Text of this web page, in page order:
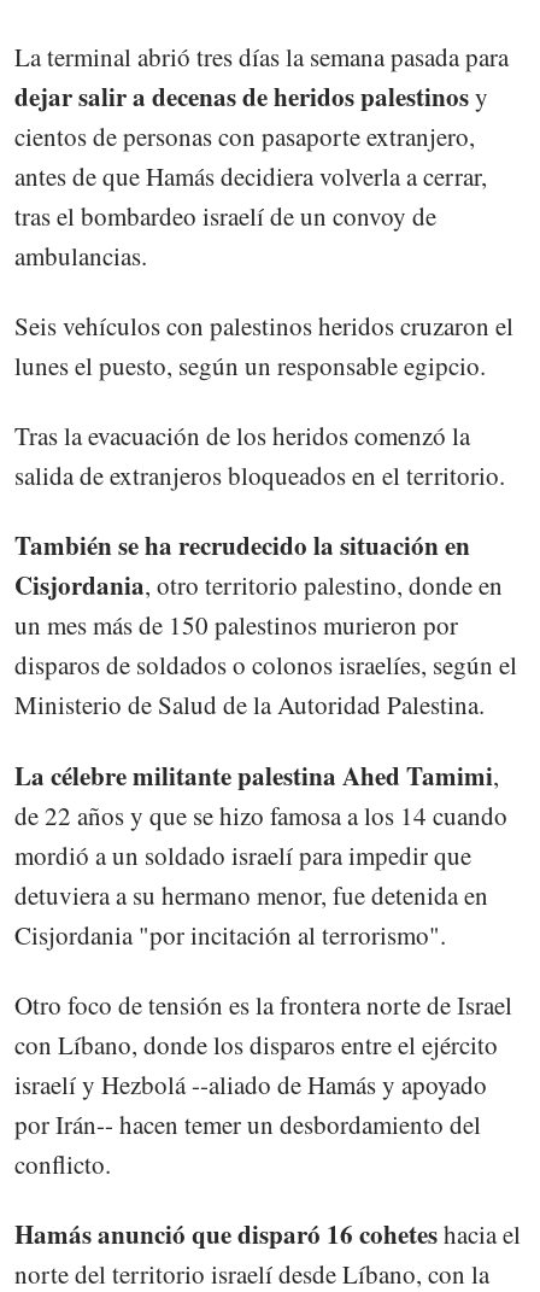
La terminal abrió tres días la semana pasada para
dejar salir a decenas de heridos palestinosy
cientos de personas con pasaporte extranjero,
antes de que Hamás decidiera volverla a cerrar,
tras el bombardeo israelí de un convoy de
ambulancias.
Seis vehículos con palestinos heridos cruzaron el
lunes el puesto, según un responsable egipcio.
Tras la evacuación de los heridos comenzó la
salida de extranjeros bloqueados en el territorio.
También se ha recrudecido la situación en
Cisjordania, otro territorio palestino, donde en
un mes más de 150 palestinos murieron por
disparos de soldados o colonos israelíes, según el
Ministerio de Salud de la Autoridad Palestina.
La célebre militante palestina Ahed Tamimi,
de 22 años y que se hizo famosa a los 14 cuando
mordió a un soldado israelí para impedir que
detuviera a su hermano menor, fue detenida en
Cisjordania "por incitación al terrorismo".
Otro foco de tensión es la frontera norte de Israel
con Líbano, donde los disparos entre el ejército
israelí y Hezbolá --aliado de Hamás y apoyado
por Irán-- hacen temer un desbordamiento del
conflicto.
Hamás anunció que disparó 16 coheteshacia el
norte del territorio israelí desde Líbano, con la